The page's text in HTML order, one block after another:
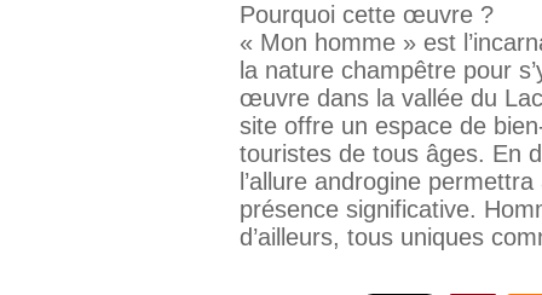
Pourquoi cette œuvre ?
« Mon homme » est
la nature champêtre pour
œuvre dans la vallée du
site offre un espace de
touristes de tous âges. En
l’allure androgine
présence significative.
d’ailleurs, tous uniques